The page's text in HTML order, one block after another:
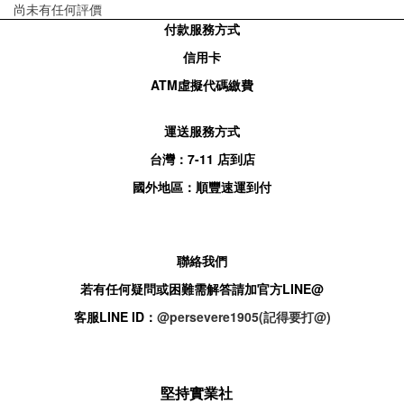
尚未有任何評價
付款服務方式
信用卡
ATM虛擬代碼繳費
運送服務方式
台灣： 7-11 店到店
國外地區：順豐速運到付
聯絡我們
若有任何疑問或困難需解答請加官方LINE@
客服LINE ID： @persevere1905(記得要打@)
堅持實業社